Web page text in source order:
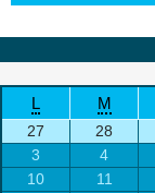
L M
27 28
3
4
10
11